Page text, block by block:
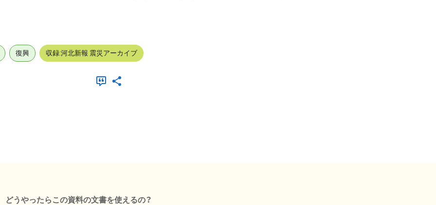
復興 収録:河北新報 震災アーカイブ
どうやったらこの資料の文書を使えるの？